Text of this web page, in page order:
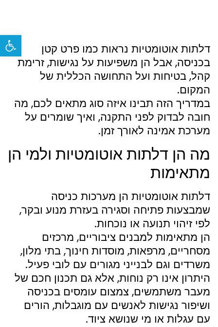
דלתות אוטומטיות נראות כמו פרט קטן
בכניסה, אבל הן משפיעות על נגישות, זרימת
קהל, בטיחות ועל התחושה הכללית של
המקום.
במדריך הזה תבינו איזה סוג מתאים לכם, מה
חובה לבדוק לפני התקנה, ואיך שומרים על
מערכת אמינה לאורך זמן.
מה הן דלתות אוטומטיות ולמי הן
מתאימות
דלתות אוטומטיות הן מערכות כניסה
שמבצעות פתיחה וסגירה בעזרת מנוע ובקר,
לפי זיהוי תנועה או נוכחות.
הן מתאימות למבנים ציבוריים, מרכזים
מסחריים, מרפאות, מוסדות חינוך, בתי מלון,
משרדים וגם לבנייני מגורים עם לובי פעיל.
היתרון אינו רק נוחות, אלא גם תכנון חכם של
מעבר משתמשים, צמצום עומסים בכניסה
ושיפור נגישות לאנשים עם מוגבלות, הורים
עם עגלות או מי שנושא ציוד.